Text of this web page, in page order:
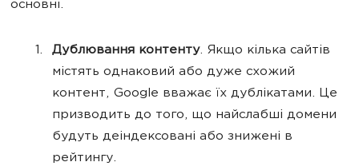
основні.
Дублювання контенту. Якщо кілька сайтів
містять однаковий або дуже схожий
контент, Google вважає їх дублікатами. Це
призводить до того, що найслабші домени
будуть деіндексовані або знижені в
рейтингу.